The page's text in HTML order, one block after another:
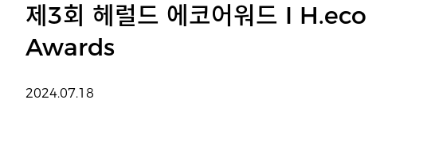
제3회 헤럴드 에코어워드 I H.eco
Awards
2024.07.18